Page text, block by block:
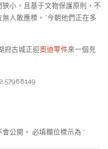
小，且基于文物保護原則，不
人敢應標。”今朝他們正在多
府古城正迎奧迪零件來一個充
公開。 必填欄位標示為 *